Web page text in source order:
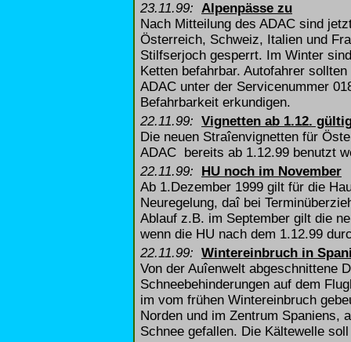
23.11.99: Alpenpässe zu
Nach Mitteilung des ADAC sind
Österreich, Schweiz, Italien und
Stilfserjoch gesperrt. Im Winter
Ketten befahrbar. Autofahrer
ADAC unter der Servicenummer
Befahrbarkeit erkundigen.
22.11.99: Vignetten ab 1.12.
Die neuen Straîenvignetten für
ADAC bereits ab 1.12.99 benutzt
22.11.99:
HU noch im November
Ab 1.Dezember 1999 gilt für die
Neuregelung, daî bei
Ablauf z.B. im September gilt die
wenn die HU nach dem 1.12.99
22.11.99: Wintereinbruch in
Von der Auîenwelt abgeschnittene
Schneebehinderungen auf dem
im vom frühen Wintereinbruch
Norden und im Zentrum Spaniens,
Schnee gefallen. Die Kältewelle